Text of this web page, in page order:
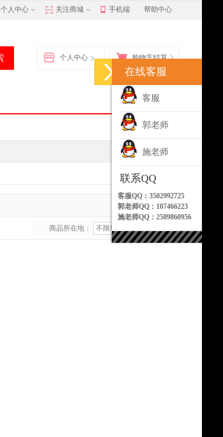
个人中心 关注商城 手机端 帮助中心
购物车结算
个人中心
共 0 个商品
商品所在地： 不限地区
在线客服
客服
郭老师
施老师
联系QQ
客服QQ：3502992725
郭老师QQ：107466223
施老师QQ：2589860956